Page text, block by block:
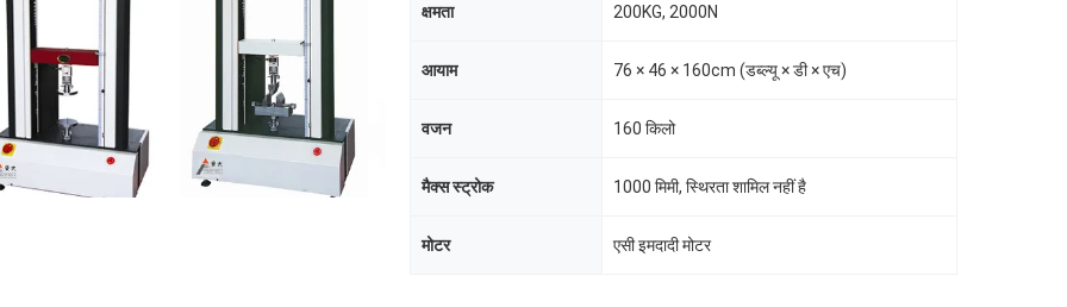
क्षमता 200KG, 2000N
आयाम 76 × 46 × 160cm (डब्ल्यू × डी × एच)
वजन 160 किलो
मैक्स स्ट्रोक 1000 मिमी, स्थिरता शामिल नहीं है
मोटर एसी इमदादी मोटर